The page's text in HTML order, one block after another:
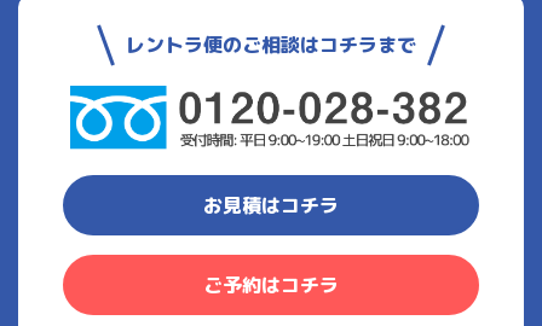
レントラ便のご相談はコチラまで
お見積はコチラ
ご予約はコチラ